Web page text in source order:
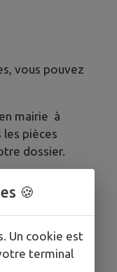
vous pouvez
mairie à
pièces
dossier.
afin de
🍪
Un cookie est
terminal